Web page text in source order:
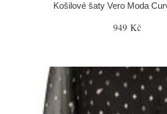
Košilové šaty Vero Moda
949 Kč